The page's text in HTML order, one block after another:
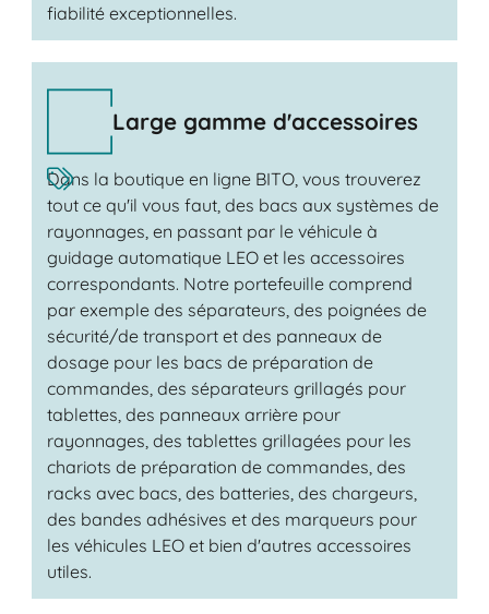
fiabilité exceptionnelles.
Large gamme d'accessoires
Dans la boutique en ligne BITO, vous trouverez
tout ce qu'il vous faut, des bacs aux systèmes de
rayonnages, en passant par le véhicule à
guidage automatique LEO et les accessoires
correspondants. Notre portefeuille comprend
par exemple des séparateurs, des poignées de
sécurité/de transport et des panneaux de
dosage pour les bacs de préparation de
commandes, des séparateurs grillagés pour
tablettes, des panneaux arrière pour
rayonnages, des tablettes grillagées pour les
chariots de préparation de commandes, des
racks avec bacs, des batteries, des chargeurs,
des bandes adhésives et des marqueurs pour
les véhicules LEO et bien d'autres accessoires
utiles.